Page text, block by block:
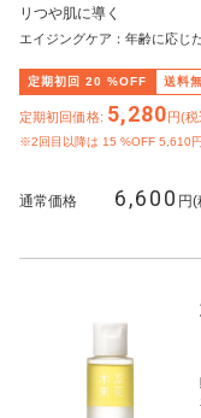
リつや肌に導く
エイジングケア：年齢に応じ
定期初回 20 %OFF 送料
定期初回価格: 5,280円(税
※2回目以降は 15 %OFF 5,610
通常価格 6,600 円